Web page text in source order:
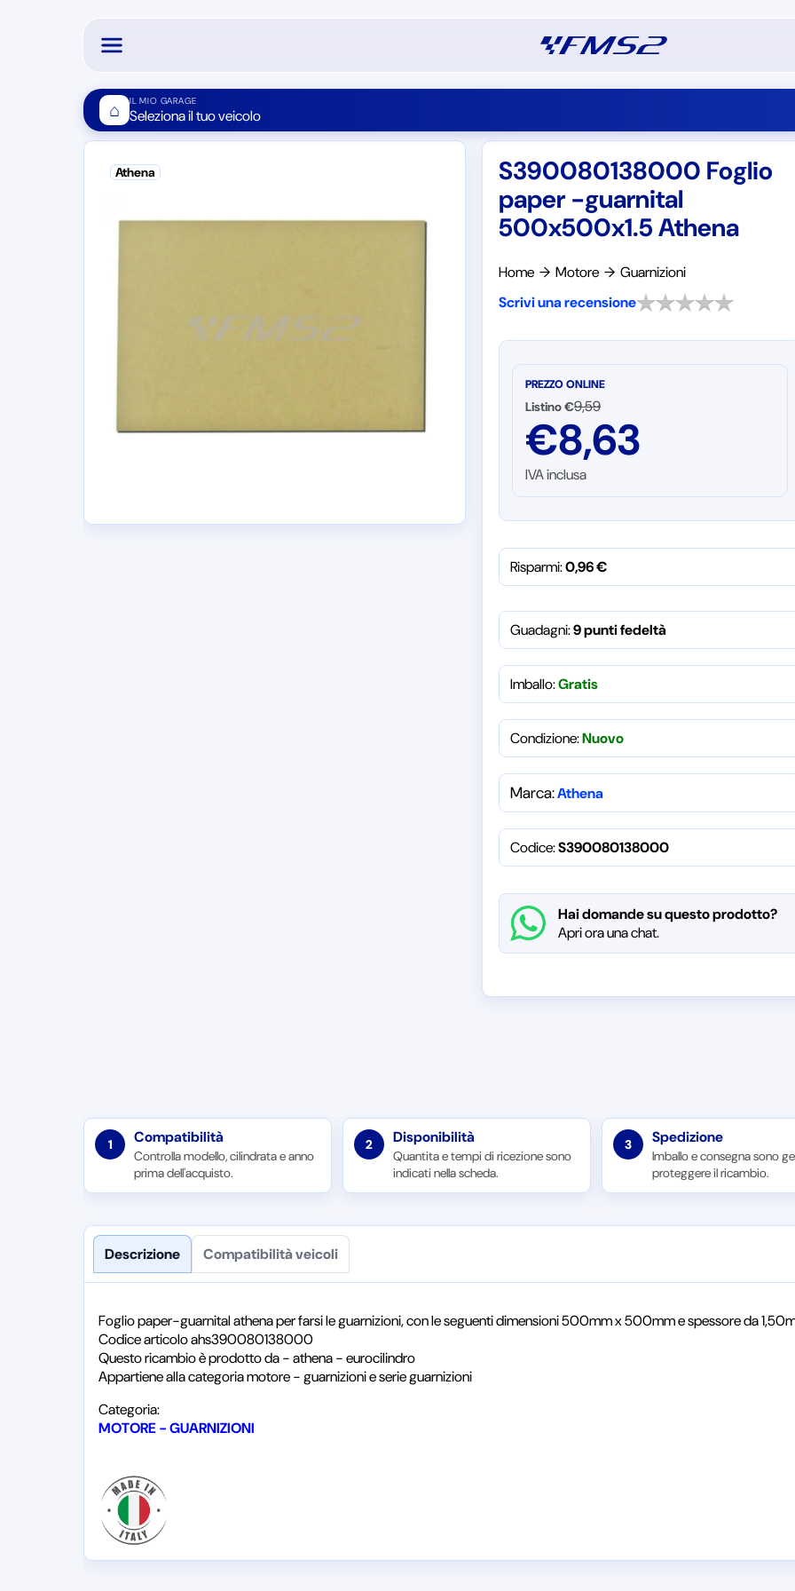
⌂ IL MIO GARAGE
Seleziona il tuo veicolo
Athena
S390080138000 Foglio
paper -guarnital
500x500x1.5 Athena
Home → Motore → Guarnizioni
Scrivi una recensione
PREZZO ONLINE
Listino €9,59
€8,63
IVA inclusa
Risparmi:0,96€
Guadagni:9 punti fedeltà
Imballo:Gratis
Condizione:Nuovo
Marca:Athena
Codice:S390080138000
Hai domande su questo prodotto?
Apri ora una chat.
1 Compatibilità
Controlla modello, cilindrata e anno
prima dell'acquisto.
2 Disponibilità
Quantita e tempi di ricezione sono
indicati nella scheda.
3 Spedizione
Imballo e consegna sono
proteggere il ricambio.
Descrizione Compatibilità veicoli
Foglio paper-guarnital athena per farsi le guarnizioni, con le seguenti dimensioni 500mm x 500mm e spessore da
Codice articolo ahs390080138000
Questo ricambio è prodotto da - athena - eurocilindro
Appartiene alla categoria motore - guarnizioni e serie guarnizioni
Categoria:
MOTORE - GUARNIZIONI